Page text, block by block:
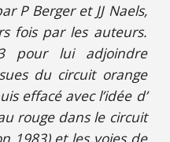
P Berger et JJ Naels,
fois par les auteurs.
pour lui adjoindre
du circuit orange
effacé avec l’idée d’
rouge dans le circuit
1983) et les voies de